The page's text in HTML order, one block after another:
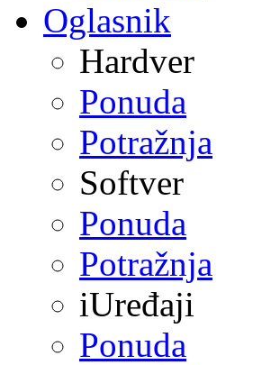
Oglasnik
Hardver
Ponuda
Potražnja
Softver
Ponuda
Potražnja
iUređaji
Ponuda